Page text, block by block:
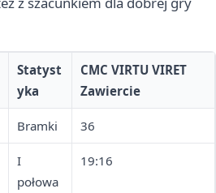
Statyst
yka
CMC VIRTU VIRET
Zawiercie
Bramki 36
I
połowa
19:16